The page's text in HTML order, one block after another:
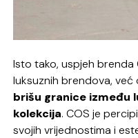
Isto tako, uspjeh brenda
luksuznih brendova,
brišu granice između
kolekcija. COS je
svojih vrijednostima i